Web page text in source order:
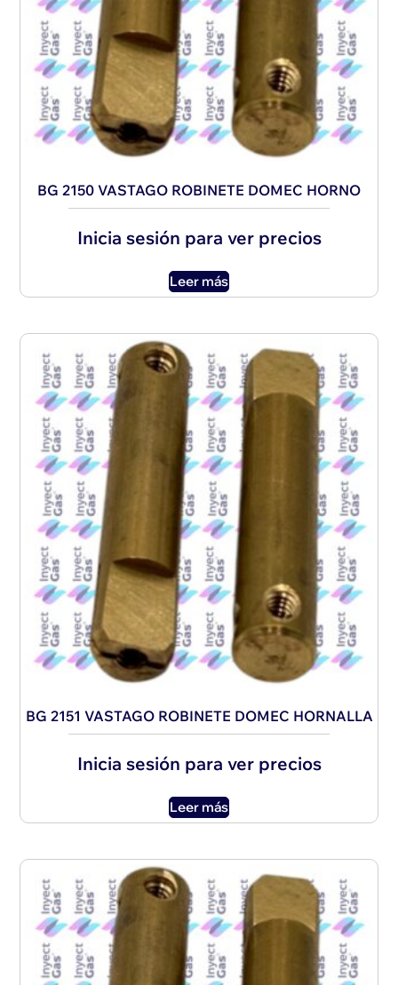
BG 2150 VASTAGO ROBINETE DOMEC HORNO
Inicia sesión para ver precios
Leer más
BG 2151 VASTAGO ROBINETE DOMEC HORNALLA
Inicia sesión para ver precios
Leer más